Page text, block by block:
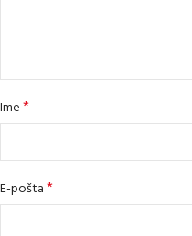
Ime*
E-pošta*